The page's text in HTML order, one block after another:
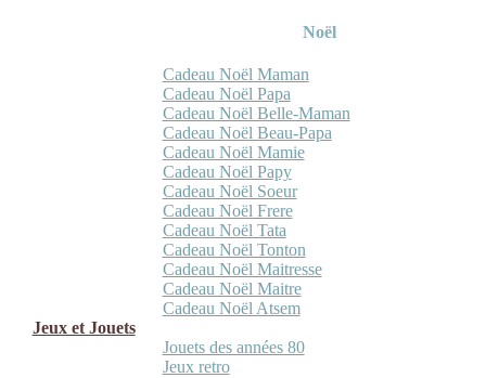
Noël
Cadeau Noël Maman
Cadeau Noël Papa
Cadeau Noël Belle-Maman
Cadeau Noël Beau-Papa
Cadeau Noël Mamie
Cadeau Noël Papy
Cadeau Noël Soeur
Cadeau Noël Frere
Cadeau Noël Tata
Cadeau Noël Tonton
Cadeau Noël Maitresse
Cadeau Noël Maitre
Cadeau Noël Atsem
Jeux et Jouets
Jouets des années 80
Jeux retro